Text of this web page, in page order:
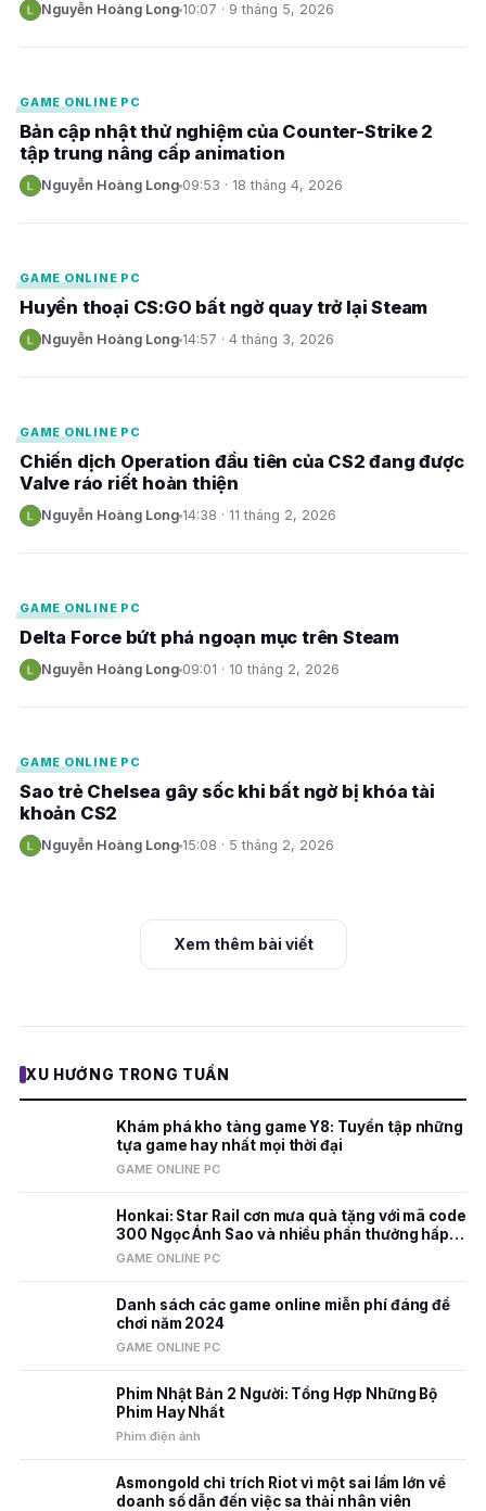
N Nguyễn Hoàng Long 10:07 · 9 tháng 5, 2026
GAME ONLINE PC
Bản cập nhật thử nghiệm của Counter-Strike 2
tập trung nâng cấp animation
N Nguyễn Hoàng Long 09:53 · 18 tháng 4, 2026
GAME ONLINE PC
Huyền thoại CS:GO bất ngờ quay trở lại Steam
N Nguyễn Hoàng Long 14:57 · 4 tháng 3, 2026
GAME ONLINE PC
Chiến dịch Operation đầu tiên của CS2 đang được
Valve ráo riết hoàn thiện
N Nguyễn Hoàng Long 14:38 · 11 tháng 2, 2026
GAME ONLINE PC
Delta Force bứt phá ngoạn mục trên Steam
N Nguyễn Hoàng Long 09:01 · 10 tháng 2, 2026
GAME ONLINE PC
Sao trẻ Chelsea gây sốc khi bất ngờ bị khóa tài
khoản CS2
N Nguyễn Hoàng Long 15:08 · 5 tháng 2, 2026
Xem thêm bài viết
XU HƯỚNG TRONG TUẦN
Khám phá kho tàng game Y8: Tuyển tập những
tựa game hay nhất mọi thời đại
GAME ONLINE PC
Honkai: Star Rail cơn mưa quà tặng với mã code
300 Ngọc Ánh Sao và nhiều phần thưởng hấp
dẫn
GAME ONLINE PC
Danh sách các game online miễn phí đáng để
chơi năm 2024
GAME ONLINE PC
Phim Nhật Bản 2 Người: Tổng Hợp Những Bộ
Phim Hay Nhất
Phim điện ảnh
Asmongold chỉ trích Riot vì một sai lầm lớn về
doanh số dẫn đến việc sa thải nhân viên